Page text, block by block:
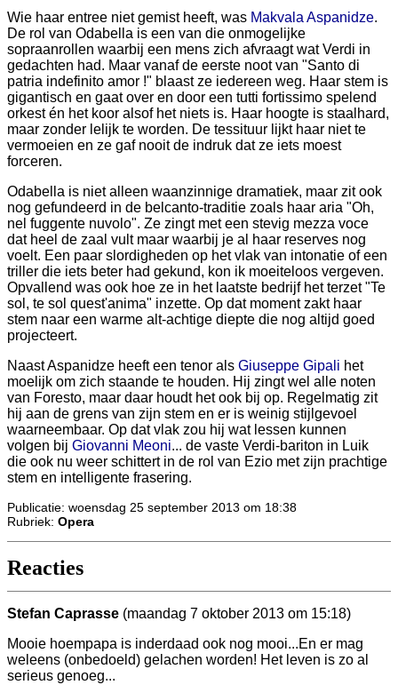
Wie haar entree niet gemist heeft, was Makvala Aspanidze.
De rol van Odabella is een van die onmogelijke
sopraanrollen waarbij een mens zich afvraagt wat Verdi in
gedachten had. Maar vanaf de eerste noot van "Santo di
patria indefinito amor !" blaast ze iedereen weg. Haar stem is
gigantisch en gaat over en door een tutti fortissimo spelend
orkest én het koor alsof het niets is. Haar hoogte is staalhard,
maar zonder lelijk te worden. De tessituur lijkt haar niet te
vermoeien en ze gaf nooit de indruk dat ze iets moest
forceren.
Odabella is niet alleen waanzinnige dramatiek, maar zit ook
nog gefundeerd in de belcanto-traditie zoals haar aria "Oh,
nel fuggente nuvolo". Ze zingt met een stevig mezza voce
dat heel de zaal vult maar waarbij je al haar reserves nog
voelt. Een paar slordigheden op het vlak van intonatie of een
triller die iets beter had gekund, kon ik moeiteloos vergeven.
Opvallend was ook hoe ze in het laatste bedrijf het terzet "Te
sol, te sol quest'anima" inzette. Op dat moment zakt haar
stem naar een warme alt-achtige diepte die nog altijd goed
projecteert.
Naast Aspanidze heeft een tenor als Giuseppe Gipali het
moelijk om zich staande te houden. Hij zingt wel alle noten
van Foresto, maar daar houdt het ook bij op. Regelmatig zit
hij aan de grens van zijn stem en er is weinig stijlgevoel
waarneembaar. Op dat vlak zou hij wat lessen kunnen
volgen bij Giovanni Meoni... de vaste Verdi-bariton in Luik
die ook nu weer schittert in de rol van Ezio met zijn prachtige
stem en intelligente frasering.
Publicatie: woensdag 25 september 2013 om 18:38
Rubriek: Opera
Reacties
Stefan Caprasse (maandag 7 oktober 2013 om 15:18)
Mooie hoempapa is inderdaad ook nog mooi...En er mag
weleens (onbedoeld) gelachen worden! Het leven is zo al
serieus genoeg...